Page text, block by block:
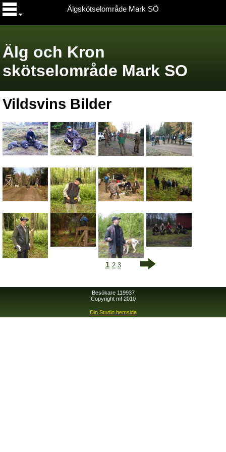
Älg och Kron
skötselområde Mark SO
Älgskötselområde Mark SÖ
Vildsvins Bilder
1 2 3
Besökare 119937
Copyright mf 2010
Din Studio hemsida